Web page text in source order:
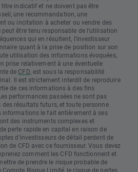
indicatif et ne doivent pas être
une recommandation, une
ou incitation à acheter ou vendre des
être tenu responsable de l’utilisation
qui en résultent, l’investisseur
quant à la prise de position sur son
utilisation des informations évoquées,
prise relativement à une éventuelle
de CFD, est sous la responsabilité
Il est strictement interdit de reproduire
de ces informations à des fins
performances passées ne sont pas
résultats futurs, et toute personne
informations le fait entièrement à ses
des instruments complexes et
perte rapide en capital en raison de
d'investisseurs de détail perdent de
de CFD avec ce fournisseur. Vous devez
comment les CFD fonctionnent et
de prendre le risque probable de
Compte Risque Limité, le risque de pertes